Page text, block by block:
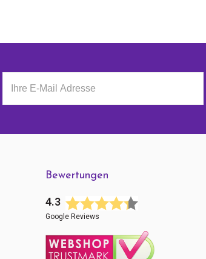
Bewertungen
4.3
Google Reviews